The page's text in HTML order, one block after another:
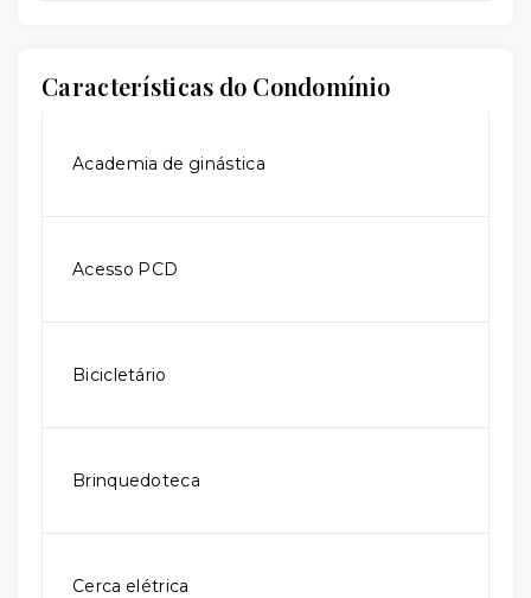
Características do Condomínio
Academia de ginástica
Acesso PCD
Bicicletário
Brinquedoteca
Cerca elétrica